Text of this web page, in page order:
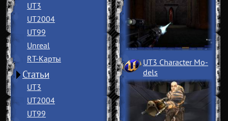
UT3
UT2004
UT99
Unreal
RT-Карты
Статьи
UT3
UT2004
UT99
UT3 Character Mo­
dels